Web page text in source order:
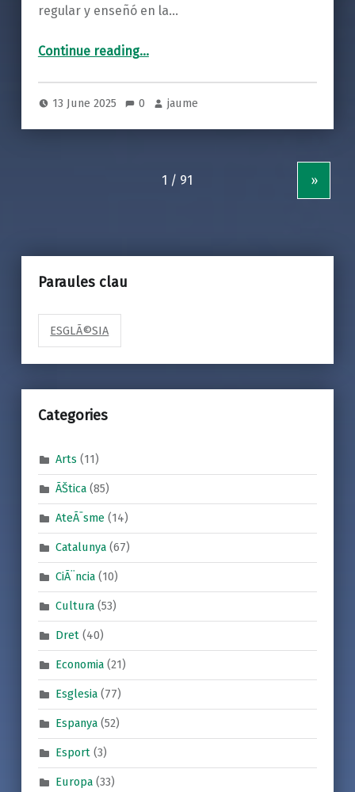
regular y enseñó en la…
Continue reading“ANTONIO DE PADUA, PRESBÍTERO Y DOCTOR DE LA IGLESIA”
…
13 June 2025 0 jaume
»
Paraules clau
ESGLÃ©SIA
Categories
Arts (11)
ÃŠtica(85)
AteÃ¯sme(14)
Catalunya(67)
CiÃ¨ncia(10)
Cultura(53)
Dret(40)
Economia(21)
Esglesia(77)
Espanya(52)
Esport(3)
Europa(33)